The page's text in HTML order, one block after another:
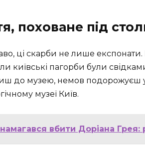
поховане під
ці скарби не лише
київські пагорби були
до музею, немов подорожуєш
музеї Київ.
вбити Доріана Грея: